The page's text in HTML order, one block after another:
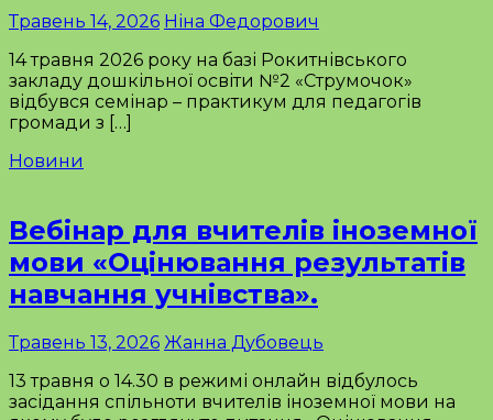
Травень 14, 2026 Ніна Федорович
14 травня 2026 року на базі Рокитнівського
закладу дошкільної освіти №2 «Струмочок»
відбувся семінар – практикум для педагогів
громади з […]
Новини
Вебінар для вчителів іноземної
мови «Оцінювання результатів
навчання учнівства».
Травень 13, 2026 Жанна Дубовець
13 травня о 14.30 в режимі онлайн відбулось
засідання спільноти вчителів іноземної мови на